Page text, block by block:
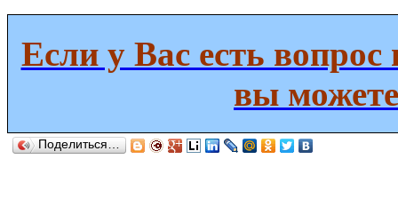
Если у Вас есть вопрос
вы
Поделиться…